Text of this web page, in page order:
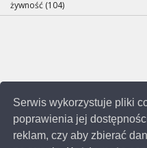
Serwis wykorzystuje pliki
poprawienia jej
reklam, czy aby zbierać
żywność (104)